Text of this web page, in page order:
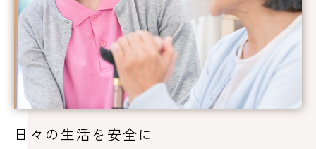
日々の生活を安全に